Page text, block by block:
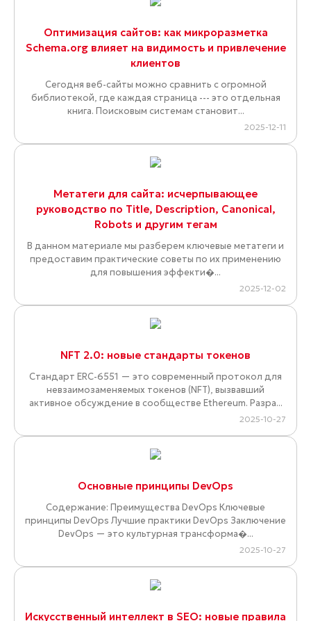
Оптимизация сайтов: как микроразметка
Schema.org влияет на видимость и привлечение
клиентов
Сегодня веб-сайты можно сравнить с огромной
библиотекой, где каждая страница --- это отдельная
книга. Поисковым системам становит...
2025-12-11
Метатеги для сайта: исчерпывающее
руководство по Title, Description, Canonical,
Robots и другим тегам
В данном материале мы разберем ключевые метатеги и
предоставим практические советы по их применению
для повышения эффекти�...
2025-12-02
NFT 2.0: новые стандарты токенов
Стандарт ERC-6551 — это современный протокол для
невзаимозаменяемых токенов (NFT), вызвавший
активное обсуждение в сообществе Ethereum. Разра...
2025-10-27
Основные принципы DevOps
Содержание: Преимущества DevOps Ключевые
принципы DevOps Лучшие практики DevOps Заключение
DevOps — это культурная трансформа�...
2025-10-27
Искусственный интеллект в SEO: новые правила